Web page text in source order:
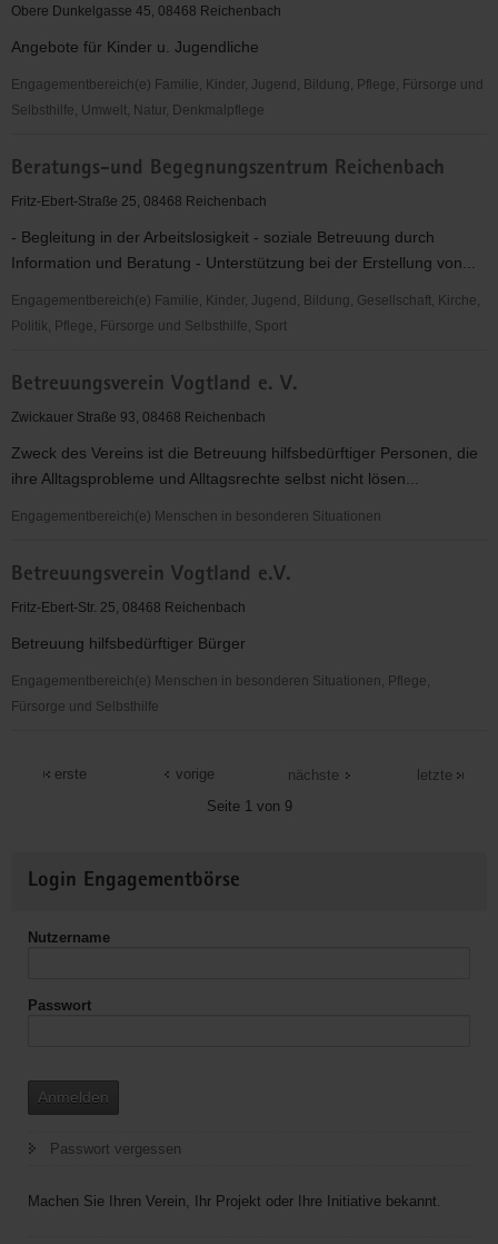
e.V.
Obere Dunkelgasse 45, 08468 Reichenbach
Angebote für Kinder u. Jugendliche
Engagementbereich(e) Familie, Kinder, Jugend, Bildung, Pflege, Fürsorge und
Selbsthilfe, Umwelt, Natur, Denkmalpflege
Vogtland
Bereich
e.V.
Beratungs-und Begegnungszentrum Reichenbach
Fritz-Ebert-Straße 25, 08468 Reichenbach
- Begleitung in der Arbeitslosigkeit - soziale Betreuung durch
Information und Beratung - Unterstützung bei der Erstellung von...
Engagementbereich(e) Familie, Kinder, Jugend, Bildung, Gesellschaft, Kirche,
Politik, Pflege, Fürsorge und Selbsthilfe, Sport
und
Begegnungszentrum
Betreuungsverein Vogtland e. V.
Zwickauer Straße 93, 08468 Reichenbach
Zweck des Vereins ist die Betreuung hilfsbedürftiger Personen, die
ihre Alltagsprobleme und Alltagsrechte selbst nicht lösen...
Engagementbereich(e) Menschen in besonderen Situationen
Vogtland
e.
Betreuungsverein Vogtland e.V.
Fritz-Ebert-Str. 25, 08468 Reichenbach
Betreuung hilfsbedürftiger Bürger
Engagementbereich(e) Menschen in besonderen Situationen, Pflege,
Fürsorge und Selbsthilfe
erste
vorige
Seite 1 von 9
nächste letzte
Informationen
Login Engagementbörse
Nutzername
Passwort
Anmelden
Passwort vergessen
Machen Sie Ihren Verein, Ihr Projekt oder Ihre Initiative bekannt.